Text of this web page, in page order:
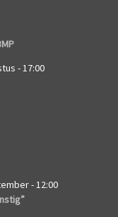
- 17:00
- 12:00